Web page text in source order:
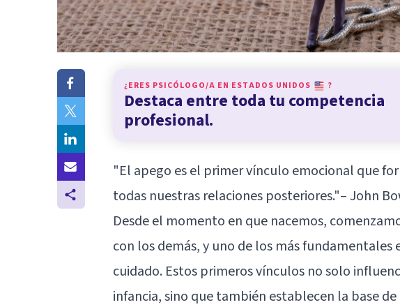
¿ERES PSICÓLOGO/A EN ESTADOS UNIDOS ?
Destaca entre toda tu competencia
profesional.
"El apego es el primer vínculo emocional que
todas nuestras relaciones posteriores."– John
Desde el momento en que nacemos,
con los demás, y uno de los más fundamentales
cuidado. Estos primeros vínculos no solo
infancia, sino que también establecen la base